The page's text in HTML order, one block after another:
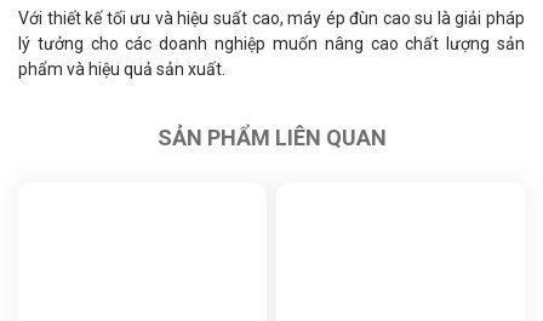
Với thiết kế tối ưu và hiệu suất cao, máy ép đùn cao su là giải pháp
lý tưởng cho các doanh nghiệp muốn nâng cao chất lượng sản
phẩm và hiệu quả sản xuất.
SẢN PHẨM LIÊN QUAN